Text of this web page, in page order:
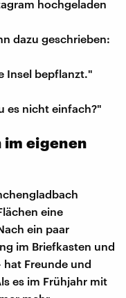
hochgeladen
dazu geschrieben:
Insel bepflanzt."
es nicht einfach?"
im eigenen
eine
ein paar
im Briefkasten und
Freunde und
es im Frühjahr mit